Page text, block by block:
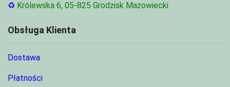
♻ Królewska 6, 05-825 Grodzisk Mazowiecki
Obsługa Klienta
Dostawa
Płatności